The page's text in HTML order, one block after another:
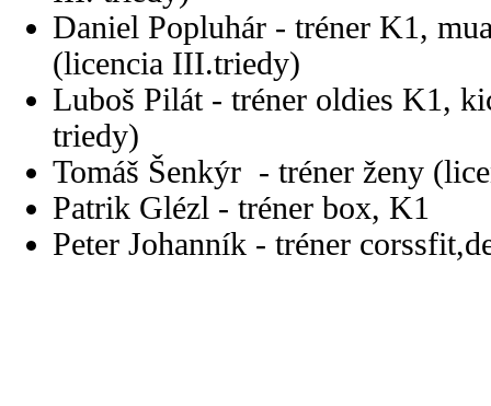
Daniel Popluhár - tréner K1,
(licencia III.triedy)
Luboš Pilát - tréner oldies K1,
triedy)
Tomáš Šenkýr - tréner ženy
Patrik Glézl - tréner box, K1
Peter Johanník - tréner